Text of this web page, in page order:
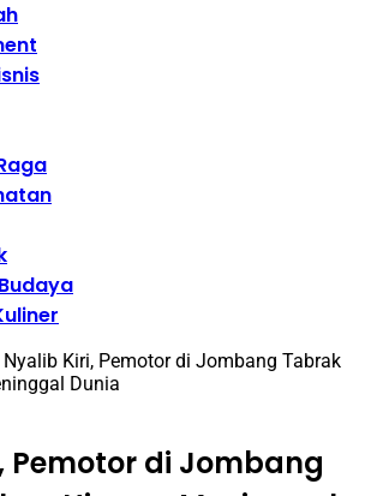
Nyalib Kiri, Pemotor di Jombang Tabrak
Dunia
Pemotor di Jombang